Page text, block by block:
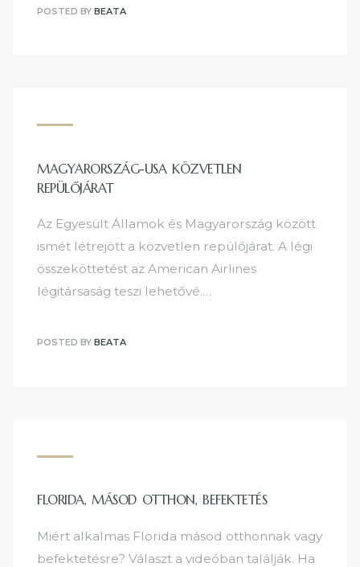
POSTED BY BEATA
MAGYARORSZÁG-USA KÖZVETLEN
REPÜLŐJÁRAT
Az Egyesült Államok és Magyarország között
ismét létrejött a közvetlen repülőjárat. A légi
összeköttetést az American Airlines
légitársaság teszi lehetővé.…
POSTED BY BEATA
FLORIDA, MÁSOD OTTHON, BEFEKTETÉS
Miért alkalmas Florida másod otthonnak vagy
befektetésre? Választ a videóban találják. Ha